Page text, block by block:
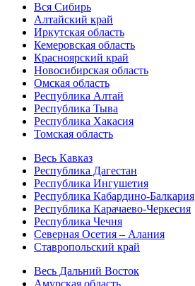
Вся Сибирь
Алтайский край
Иркутская область
Кемеровская область
Красноярский край
Новосибирская область
Омская область
Республика Алтай
Республика Тыва
Республика Хакасия
Томская область
Весь Кавказ
Республика Дагестан
Республика Ингушетия
Республика Кабардино-Балкария
Республика Карачаево-Черкесия
Республика Чечня
Северная Осетия – Алания
Ставропольский край
Весь Дальний Восток
Амурская область